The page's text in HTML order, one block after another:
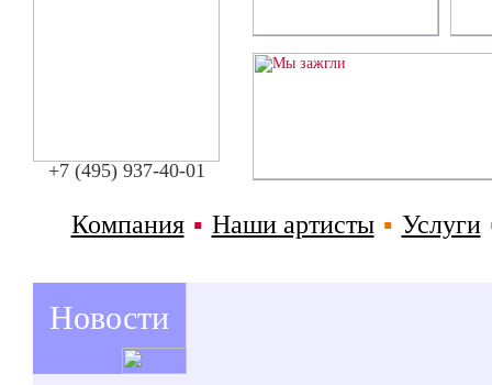
+7 (495) 937-40-01
Компания ▪ Наши артисты ▪ Услуги
Новости